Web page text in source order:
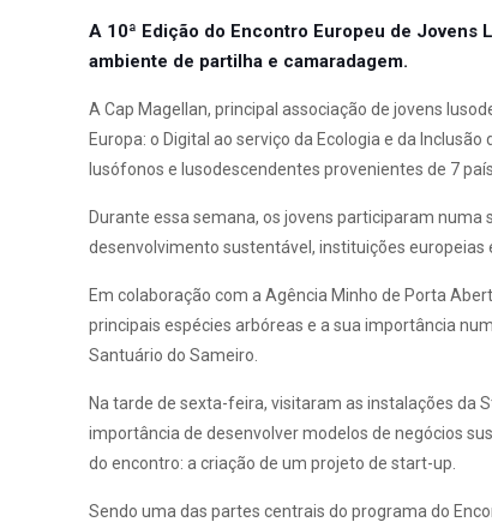
A 10ª Edição do Encontro Europeu de
ambiente de partilha e camaradagem.
ACap Magellan, principal associação de jovens
Europa: o Digital ao serviço da Ecologia e da
lusófonos e lusodescendentes provenientes de 7
Durante essa semana, os jovens participaram
desenvolvimento sustentável, instituições
Em colaboração com a Agência Minho de Porta
principais espécies arbóreas e a sua importância
Santuário do Sameiro.
Na tarde de sexta-feira, visitaram as instalações da
importância de desenvolver modelos de negócios
do encontro: a criação de um projeto de start-up.
Sendo uma das partes centrais do programa do